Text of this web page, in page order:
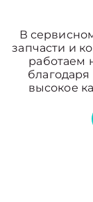
В
запчасти и
работаем
высокое